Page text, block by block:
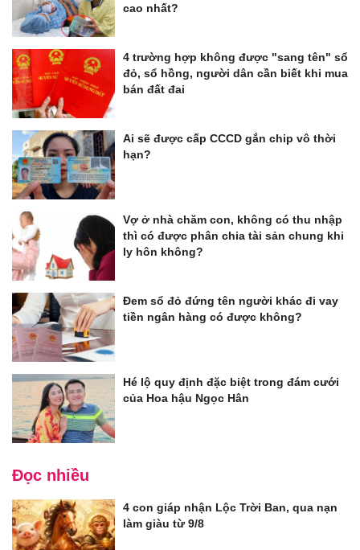
cao nhất?
4 trường hợp không được "sang tên" sổ
đỏ, sổ hồng, người dân cần biết khi mua
bán đất đai
Ai sẽ được cấp CCCD gắn chip vô thời
hạn?
Vợ ở nhà chăm con, không có thu nhập
thì có được phân chia tài sản chung khi
ly hôn không?
Đem sổ đỏ đứng tên người khác đi vay
tiền ngân hàng có được không?
Hé lộ quy định đặc biệt trong đám cưới
của Hoa hậu Ngọc Hân
Đọc nhiều
4 con giáp nhận Lộc Trời Ban, qua nạn
làm giàu từ 9/8